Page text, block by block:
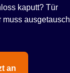
kaputt? Tür
an